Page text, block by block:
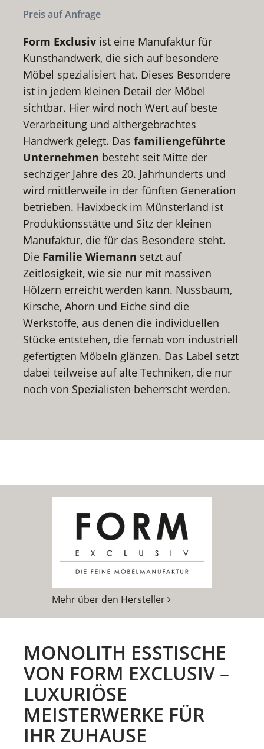
Preis auf Anfrage
Form Exclusiv ist eine Manufaktur für
Kunsthandwerk, die sich auf besondere
Möbel spezialisiert hat. Dieses Besondere
ist in jedem kleinen Detail der Möbel
sichtbar. Hier wird noch Wert auf beste
Verarbeitung und althergebrachtes
Handwerk gelegt. Das familiengeführte
Unternehmen besteht seit Mitte der
sechziger Jahre des 20. Jahrhunderts und
wird mittlerweile in der fünften Generation
betrieben. Havixbeck im Münsterland ist
Produktionsstätte und Sitz der kleinen
Manufaktur, die für das Besondere steht.
Die Familie Wiemann setzt auf
Zeitlosigkeit, wie sie nur mit massiven
Hölzern erreicht werden kann. Nussbaum,
Kirsche, Ahorn und Eiche sind die
Werkstoffe, aus denen die individuellen
Stücke entstehen, die fernab von industriell
gefertigten Möbeln glänzen. Das Label setzt
dabei teilweise auf alte Techniken, die nur
noch von Spezialisten beherrscht werden.
Mehr über den Hersteller
MONOLITH ESSTISCHE
VON FORM EXCLUSIV –
LUXURIÖSE
MEISTERWERKE FÜR
IHR ZUHAUSE